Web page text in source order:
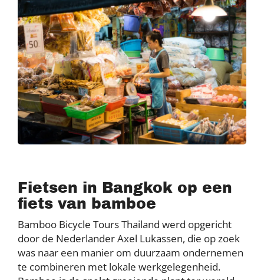
Fietsen in Bangkok op een
fiets van bamboe
Bamboo Bicycle Tours Thailand werd opgericht
door de Nederlander Axel Lukassen, die op zoek
was naar een manier om duurzaam ondernemen
te combineren met lokale werkgelegenheid.